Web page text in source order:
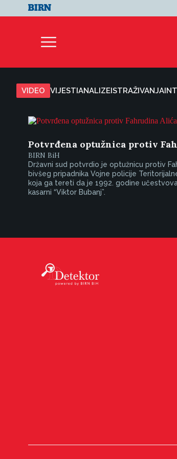
VIDEO VIJESTIANALIZEISTRAŽIVANJA
Potvrđena optužnica protiv
BIRN BiH
Državni sud potvrdio je optužnicu protiv
bivšeg pripadnika Vojne policije
koja ga tereti da je 1992. godine
kasarni “Viktor Bubanj”.